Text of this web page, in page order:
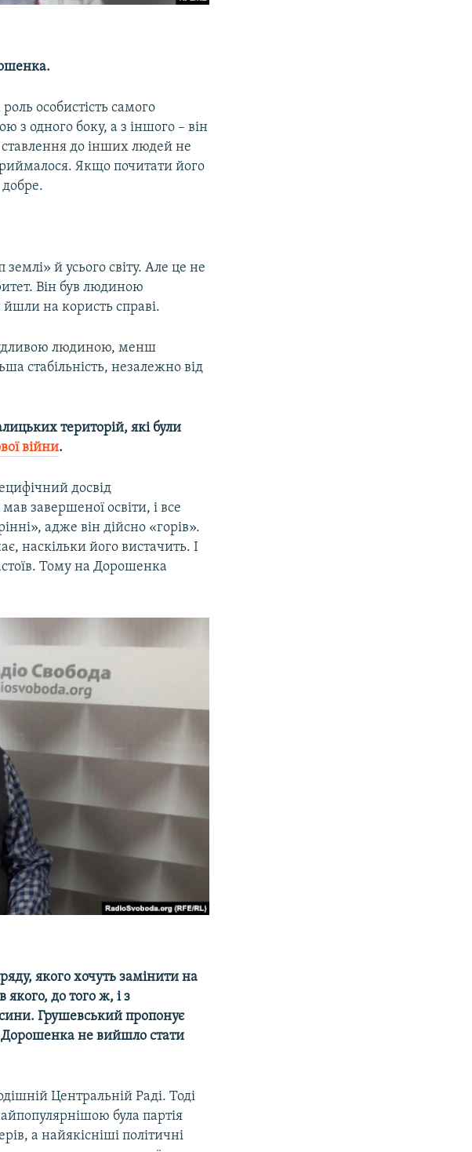
особистість самого
з одного боку, а з іншого – він
ставлення до інших людей не
Якщо почитати його
й усього світу. Але це не
Він був людиною
йшли на користь справі.
людиною, менш
стабільність, незалежно від
територій, які були
війни.
досвід
завершеної освіти, і все
адже він дійсно «горів».
наскільки його вистачить. І
Тому на Дорошенка
якого хочуть замінити на
якого, до того ж, і з
Грушевський пропонує
не вийшло стати
Центральній Раді. Тоді
була партія
а найякісніші політичні